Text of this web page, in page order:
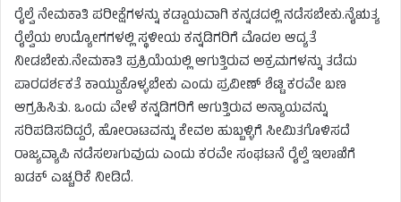
ರೈಲ್ವೆ ನೇಮಕಾತಿ ಪರೀಕ್ಷೆಗಳನ್ನು ಕಡ್ಡಾಯವಾಗಿ ಕನ್ನಡದಲ್ಲಿ ನಡೆಸಬೇಕು.ನೈಋತ್ಯ
ರೈಲ್ವೆಯ ಉದ್ಯೋಗಗಳಲ್ಲಿ ಸ್ಥಳೀಯ ಕನ್ನಡಿಗರಿಗೆ ಮೊದಲ ಆದ್ಯತೆ
ನೀಡಬೇಕು.ನೇಮಕಾತಿ ಪ್ರಕ್ರಿಯೆಯಲ್ಲಿ ಆಗುತ್ತಿರುವ ಅಕ್ರಮಗಳನ್ನು ತಡೆದು
ಪಾರದರ್ಶಕತೆ ಕಾಯ್ದುಕೊಳ್ಳಬೇಕು ಎಂದು ಪ್ರವೀಣ್ ಶೆಟ್ಟಿ ಕರವೇ ಬಣ
ಆಗ್ರಹಿಸಿತು. ಒಂದು ವೇಳೆ ಕನ್ನಡಿಗರಿಗೆ ಆಗುತ್ತಿರುವ ಅನ್ಯಾಯವನ್ನು
ಸರಿಪಡಿಸದಿದ್ದರೆ, ಹೋರಾಟವನ್ನು ಕೇವಲ ಹುಬ್ಬಳ್ಳಿಗೆ ಸೀಮಿತಗೊಳಿಸದೆ
ರಾಜ್ಯವ್ಯಾಪಿ ನಡೆಸಲಾಗುವುದು ಎಂದು ಕರವೇ ಸಂಘಟನೆ ರೈಲ್ವೆ ಇಲಾಖೆಗೆ
ಖಡಕ್ ಎಚ್ಚರಿಕೆ ನೀಡಿದೆ.